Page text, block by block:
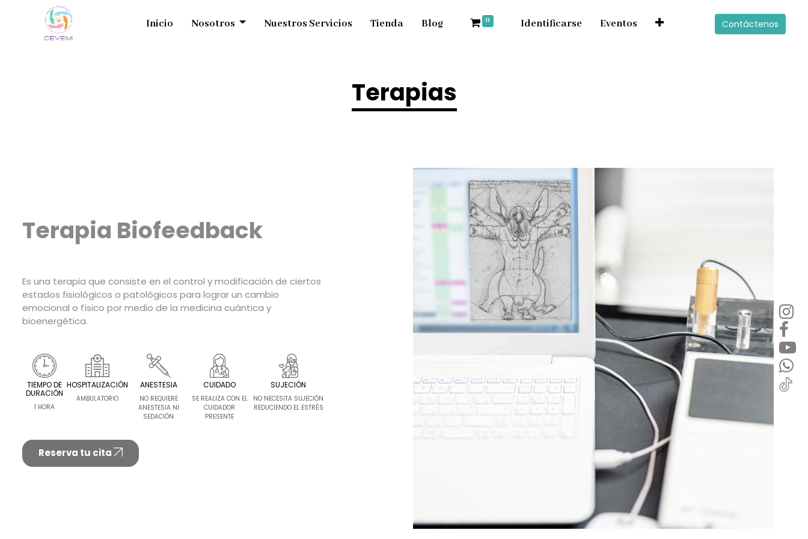
Inicio Nosotros Nuestros Servicios Tienda Blog 0 Identificarse Eventos Contáctenos
Terapias
Terapia Biofeedback
Es una terapia que consiste en el control y modificación de ciertos
estados fisiológicos o patológicos para lograr un cambio
emocional o físico por medio de la medicina cuántica y
bioenergética.
TIEMPO DE
DURACIÓN
1 HORA
HOSPITALIZACIÓN
AMBULATORIO
ANESTESIA
NO REQUIERE
ANESTESIA NI
SEDACIÓN
CUIDADO
SE REALIZA CON EL
CUIDADOR
PRESENTE
SUJECIÓN
NO NECESITA SUJECIÓN
REDUCIENDO EL ESTRÉS
Reserva tu cita